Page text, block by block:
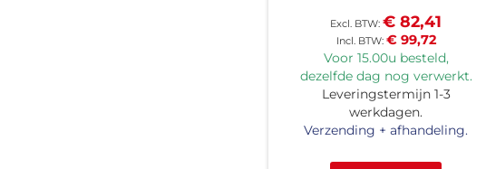
€ 99,72
€ 82,41
Voor 15.00u besteld,
dezelfde dag nog verwerkt.
Leveringstermijn 1-3
werkdagen.
Verzending + afhandeling.